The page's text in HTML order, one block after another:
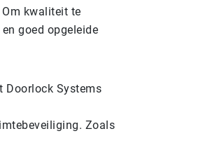
kwaliteit te
goed opgeleide
Doorlock Systems
Zoals